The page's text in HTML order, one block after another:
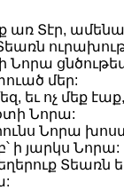
առ Տէր,
Նորա
մեր:
եւ ոչ մեք էաք,
Նորա:
Նորա
ի յարկս Նորա:
Տեառն